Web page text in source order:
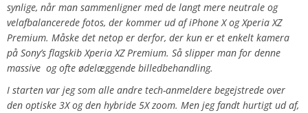
synlige, når man sammenligner med de langt mere neutrale og
velafbalancerede fotos, der kommer ud af iPhone X og Xperia XZ
Premium. Måske det netop er derfor, der kun er et enkelt kamera
på Sony’s flagskib Xperia XZ Premium. Så slipper man for denne
massive og ofte ødelæggende billedbehandling.
I starten var jeg som alle andre tech-anmeldere begejstrede over
den optiske 3X og den hybride 5X zoom. Men jeg fandt hurtigt ud af,